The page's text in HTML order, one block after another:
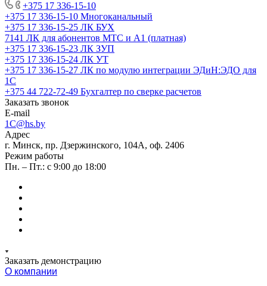
+375 17 336-15-10
+375 17 336-15-10 Многоканальный
+375 17 336-15-25 ЛК БУХ
7141 ЛК для абонентов МТС и А1 (платная)
+375 17 336-15-23 ЛК ЗУП
+375 17 336-15-24 ЛК УТ
+375 17 336-15-27 ЛК по модулю интеграции ЭДиН:ЭДО для
1С
+375 44 722-72-49 Бухгалтер по сверке расчетов
Заказать звонок
E-mail
1C@hs.by
Адрес
г. Минск, пр. Дзержинского, 104А, оф. 2406
Режим работы
Пн. – Пт.: с 9:00 до 18:00
Заказать демонстрацию
О компании